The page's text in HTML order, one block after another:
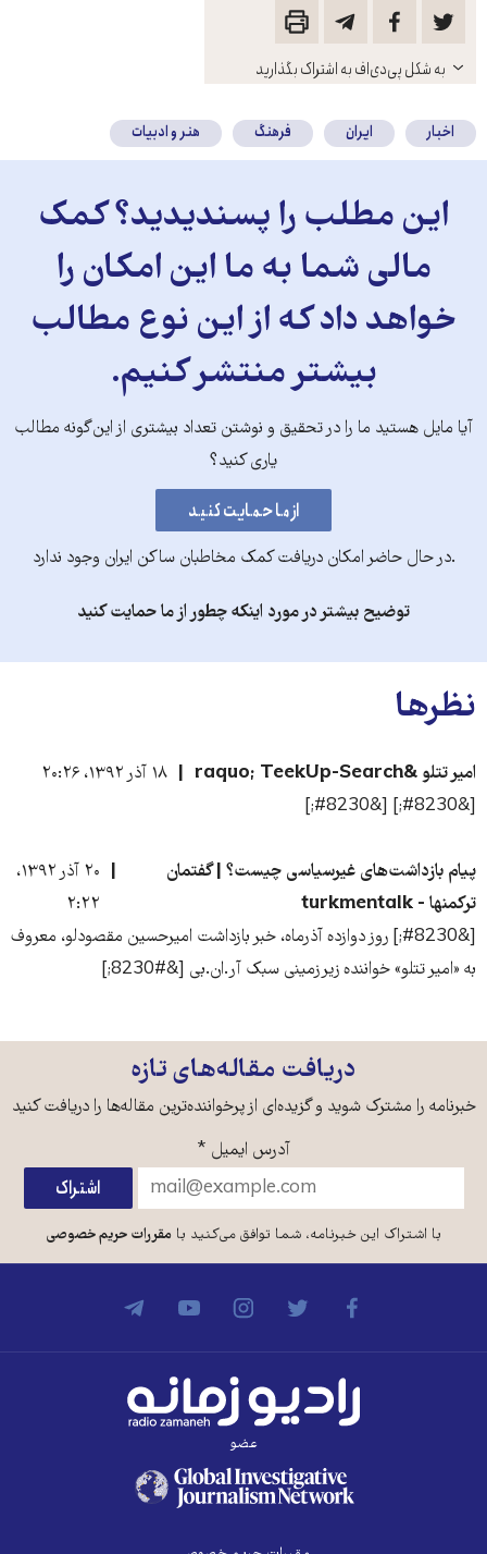
باز
کنید
به شکل پی‌دی‌اف به اشتراک بگذارید
اخبار ایران فرهنگ هنر و ادبیات
این مطلب را پسندیدید؟ کمک
مالی شما به ما این امکان را
خواهد داد که از این نوع مطالب
بیشتر منتشر کنیم.
آیا مایل هستید ما را در تحقیق و نوشتن تعداد بیشتری از این‌گونه مطالب
یاری کنید؟
.در حال حاضر امکان دریافت کمک مخاطبان ساکن ایران وجود ندارد
توضیح بیشتر در مورد اینکه چطور از ما حمایت کنید
نظرها
امیر تتلو &raquo; TeekUp-Search
۱۸ آذر ۱۳۹۲، ۲۰:۲۶
[&#8230;] [&#8230;]
پیام بازداشت‌های غیرسیاسی چیست؟ | گفتمان
تركمنها - turkmentalk
۲۰ آذر ۱۳۹۲،
۲:۲۲
[&#8230;] روز دوازده آذرماه، خبر بازداشت امیرحسین مقصودلو، معروف
به «امیر تتلو» خواننده زیرزمینی سبک آر‌.ان‌.بی [&#8230;]
دریافت مقاله‌های تازه
خبرنامه را مشترک شوید و گزیده‌ای از پرخواننده‌ترین مقاله‌ها را دریافت کنید
آدرس ایمیل *
با اشتراک این خبرنامه، شما توافق می‌کنید بامقررات حریم خصوصی
عضو